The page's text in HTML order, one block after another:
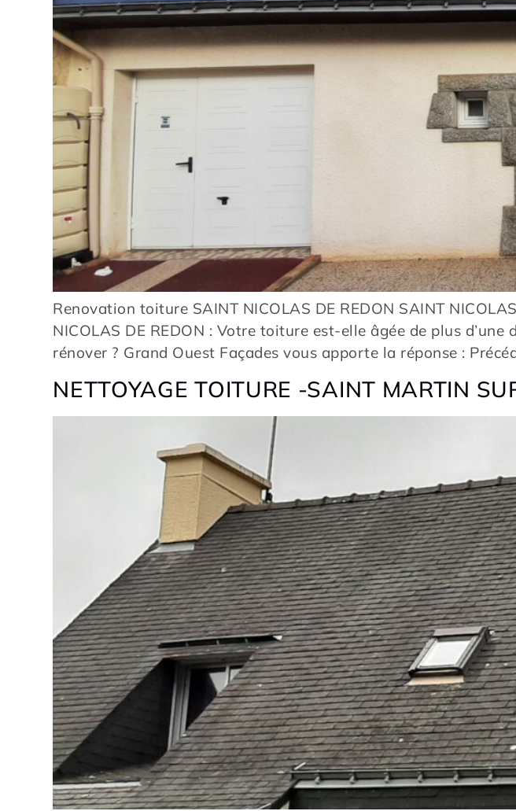
Renovation toiture SAINT NICOLAS DE REDON SAINT
NICOLAS DE REDON : Votre toiture est-elle âgée de plus
rénover ? Grand Ouest Façades vous apporte la réponse :
NETTOYAGE TOITURE -SAINT MARTIN